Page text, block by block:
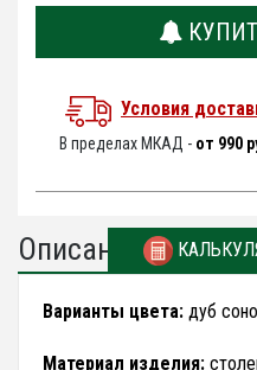
Условия
В пределах МКАД - от 990
Описание
Варианты цвета: дуб
Материал изделия: